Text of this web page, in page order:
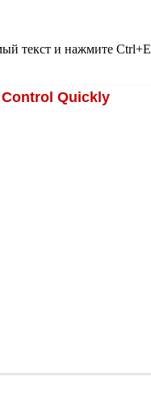
текст и нажмите